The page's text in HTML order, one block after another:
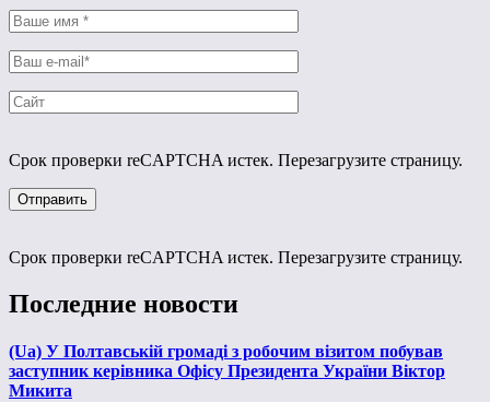
Срок проверки reCAPTCHA истек. Перезагрузите страницу.
Срок проверки reCAPTCHA истек. Перезагрузите страницу.
Последние новости
(Ua) У Полтавській громаді з робочим візитом побував
заступник керівника Офісу Президента України Віктор
Микита